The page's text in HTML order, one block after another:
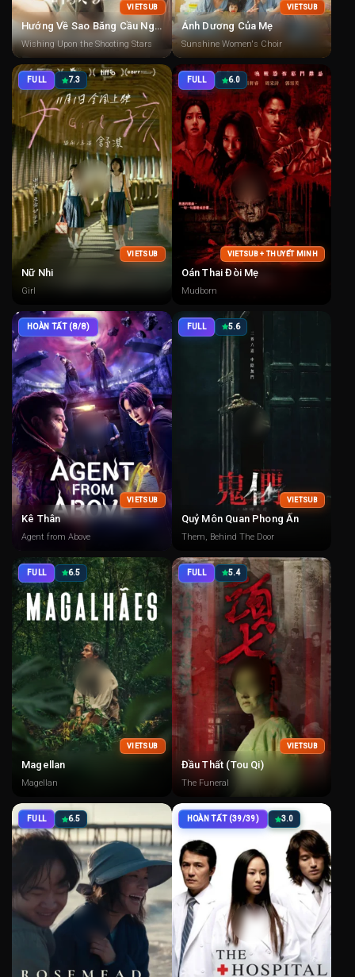
VIETSUB
Hướng Về Sao Băng Cầu Nguyện
Wishing Upon the Shooting Stars
VIETSUB
Ánh Dương Của Mẹ
Sunshine Women's Choir
FULL 7.3
VIETSUB
Nữ Nhi
Girl
FULL 6.0
VIETSUB + THUYẾT MINH
Oán Thai Đòi Mẹ
Mudborn
HOÀN TẤT (8/8)
VIETSUB
Kê Thân
Agent from Above
FULL 5.6
VIETSUB
Quỷ Môn Quan Phong Ấn
Them, Behind The Door
FULL 6.5
VIETSUB
Magellan
Magellan
FULL 5.4
VIETSUB
Đầu Thất (Tou Qi)
The Funeral
FULL 6.5 HOÀN TẤT (39/39) 3.0